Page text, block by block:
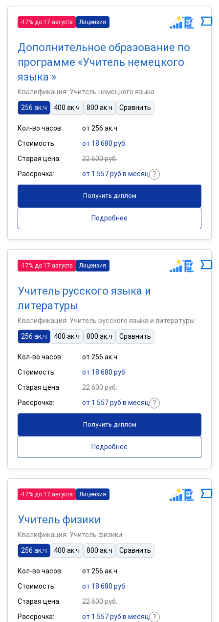
-17% до 17 августа Лицензия
Дополнительное образование по
программе «Учитель немецкого
языка »
Квалификация: Учитель немецкого языка
256 ак.ч
400 ак.ч 800 ак.ч Сравнить
Кол-во часов:
от 256 ак.ч
Стоимость:
от 18 680 руб.
Старая цена:
22 600 руб.
Рассрочка:
от 1 557 руб в месяц
Получить диплом
Подробнее
-17% до 17 августа Лицензия
Учитель русского языка и
литературы
Квалификация: Учитель русского языка и литературы
256 ак.ч
400 ак.ч 800 ак.ч Сравнить
Кол-во часов:
от 256 ак.ч
Стоимость:
от 18 680 руб.
Старая цена:
22 600 руб.
Рассрочка:
от 1 557 руб в месяц
Получить диплом
Подробнее
-17% до 17 августа Лицензия
Учитель физики
Квалификация: Учитель физики
256 ак.ч
400 ак.ч 800 ак.ч Сравнить
Кол-во часов:
от 256 ак.ч
Стоимость:
от 18 680 руб.
Старая цена:
22 600 руб.
Рассрочка:
от 1 557 руб в месяц